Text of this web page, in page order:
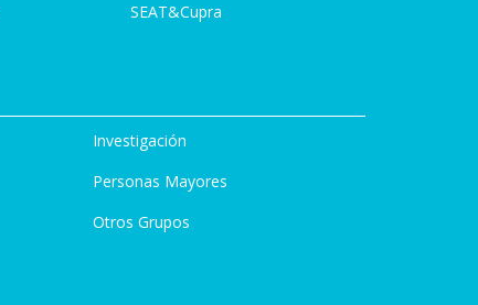
SEAT&Cupra
Investigación
Personas Mayores
Otros Grupos